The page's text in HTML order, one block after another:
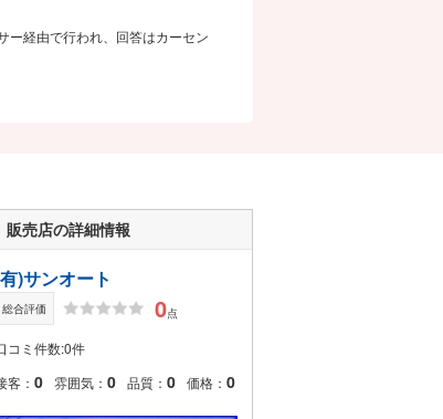
ー経由で行われ、回答はカーセン
販売店の詳細情報
)サンオート
総合評価 0点
コミ件数:0件
客： 0 雰囲気： 0 品質： 0 価格： 0